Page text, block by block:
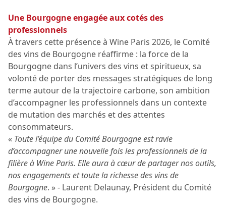
Une Bourgogne engagée aux cotés des
professionnels
À travers cette présence à Wine Paris 2026, le Comité
des vins de Bourgogne réaffirme : la force de la
Bourgogne dans l’univers des vins et spiritueux, sa
volonté de porter des messages stratégiques de long
terme autour de la trajectoire carbone, son ambition
d’accompagner les professionnels dans un contexte
de mutation des marchés et des attentes
consommateurs.
« Toute l’équipe du Comité Bourgogne est ravie
d’accompagner une nouvelle fois les professionnels de la
filière à Wine Paris. Elle aura à cœur de partager nos outils,
nos engagements et toute la richesse des vins de
Bourgogne. » - Laurent Delaunay, Président du Comité
des vins de Bourgogne.